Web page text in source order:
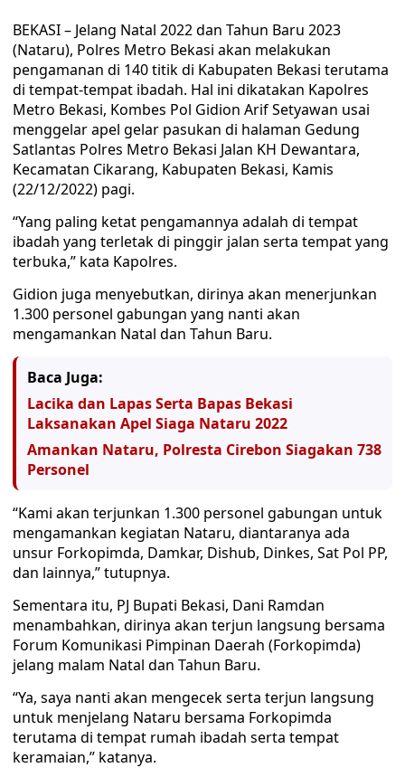
BEKASI – Jelang Natal 2022 dan Tahun Baru 2023
(Nataru), Polres Metro Bekasi akan melakukan
pengamanan di 140 titik di Kabupaten Bekasi terutama
di tempat-tempat ibadah. Hal ini dikatakan Kapolres
Metro Bekasi, Kombes Pol Gidion Arif Setyawan usai
menggelar apel gelar pasukan di halaman Gedung
Satlantas Polres Metro Bekasi Jalan KH Dewantara,
Kecamatan Cikarang, Kabupaten Bekasi, Kamis
(22/12/2022) pagi.
“Yang paling ketat pengamannya adalah di tempat
ibadah yang terletak di pinggir jalan serta tempat yang
terbuka,” kata Kapolres.
Gidion juga menyebutkan, dirinya akan menerjunkan
1.300 personel gabungan yang nanti akan
mengamankan Natal dan Tahun Baru.
Baca Juga:
Lacika dan Lapas Serta Bapas Bekasi
Laksanakan Apel Siaga Nataru 2022
Amankan Nataru, Polresta Cirebon Siagakan 738
Personel
“Kami akan terjunkan 1.300 personel gabungan untuk
mengamankan kegiatan Nataru, diantaranya ada
unsur Forkopimda, Damkar, Dishub, Dinkes, Sat Pol PP,
dan lainnya,” tutupnya.
Sementara itu, PJ Bupati Bekasi, Dani Ramdan
menambahkan, dirinya akan terjun langsung bersama
Forum Komunikasi Pimpinan Daerah (Forkopimda)
jelang malam Natal dan Tahun Baru.
“Ya, saya nanti akan mengecek serta terjun langsung
untuk menjelang Nataru bersama Forkopimda
terutama di tempat rumah ibadah serta tempat
keramaian,” katanya.